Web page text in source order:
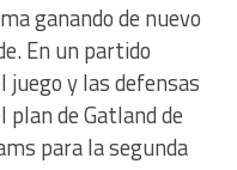
ganando de nuevo
En un partido
juego y las defensas
plan de Gatland de
para la segunda